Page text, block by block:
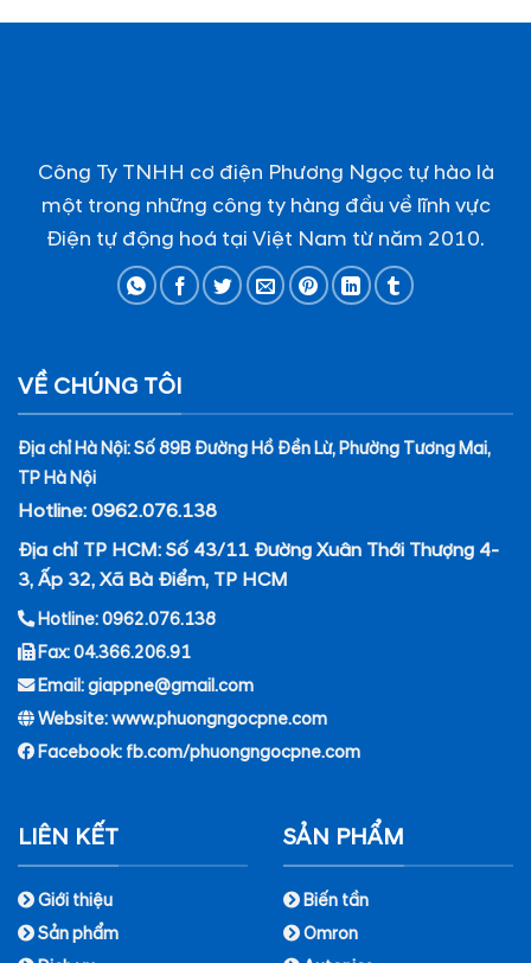
Công Ty TNHH cơ điện Phương Ngọc tự hào là
một trong những công ty hàng đầu về lĩnh vực
Điện tự động hoá tại Việt Nam từ năm 2010.
VỀ CHÚNG TÔI
Địa chỉ Hà Nội: Số 89B Đường Hồ Đền Lừ, Phường Tương Mai,
TP Hà Nội
Hotline: 0962.076.138
Địa chỉ TP HCM: Số 43/11 Đường Xuân Thới Thượng 4-
3, Ấp 32, Xã Bà Điểm, TP HCM
Hotline: 0962.076.138
Fax: 04.366.206.91
Email: giappne@gmail.com
Website: www.phuongngocpne.com
Facebook: fb.com/phuongngocpne.com
LIÊN KẾT
Giới thiệu
Sản phẩm
SẢN PHẨM
Biến tần
Omron